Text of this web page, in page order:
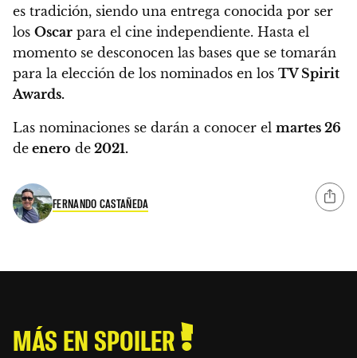
es tradición, siendo una entrega conocida por ser
los Oscar para el cine independiente. Hasta el
momento se desconocen las bases que se tomarán
para la elección de los nominados en los TV Spirit
Awards.
Las nominaciones se darán a conocer el martes 26
de enero de 2021.
FERNANDO CASTAÑEDA
MÁS EN SPOILER